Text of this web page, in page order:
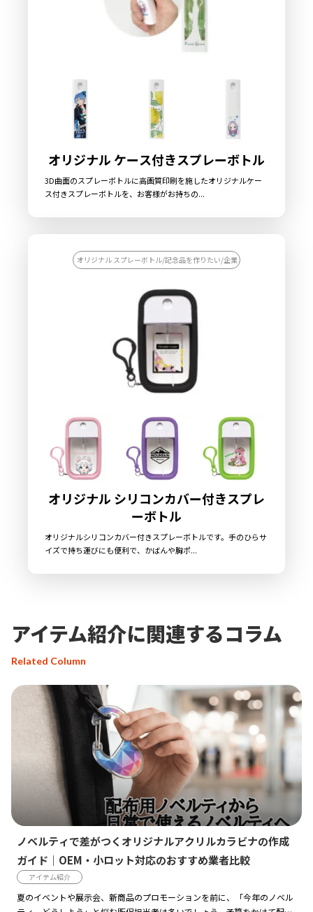
オリジナル ケース付きスプレーボトル
3D曲面のスプレーボトルに高画質印刷を施したオリジナルケー
ス付きスプレーボトルを、お客様がお持ちの...
オリジナル スプレーボトル/記念品を作りたい/企業ノベルティを作りたい/
オリジナル シリコンカバー付きスプレ
ーボトル
オリジナルシリコンカバー付きスプレーボトルです。手のひらサ
イズで持ち運びにも便利で、かばんや胸ポ...
アイテム紹介に関連するコラム
Related Column
ノベルティで差がつくオリジナルアクリルカラビナの作成
ガイド｜OEM・小ロット対応のおすすめ業者比較
アイテム紹介
夏のイベントや展示会、新商品のプロモーションを前に、「今年のノベル